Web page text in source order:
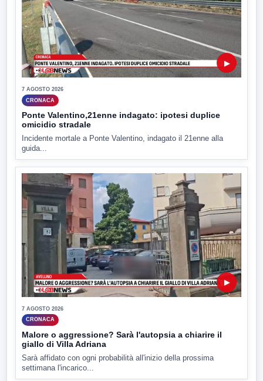
▶
7 AGOSTO 2026
CRONACA
Ponte Valentino,21enne indagato: ipotesi duplice
omicidio stradale
Incidente mortale a Ponte Valentino, indagato il 21enne alla
guida...
▶
7 AGOSTO 2026
CRONACA
Malore o aggressione? Sarà l'autopsia a chiarire il
giallo di Villa Adriana
Sarà affidato con ogni probabilità all'inizio della prossima
settimana l'incarico...